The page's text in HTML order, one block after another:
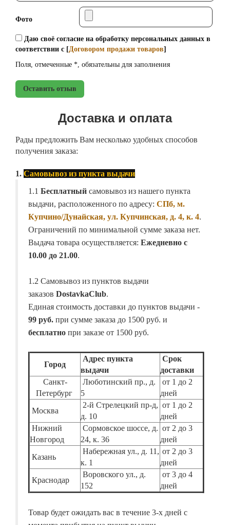
Фото
Даю своё согласие на обработку персональных данных в
соответствии с [Договором продажи товаров]
Поля, отмеченные *, обязательны для заполнения
Оставить отзыв
Доставка и оплата
Рады предложить Вам несколько удобных способов
получения заказа:
1. Самовывоз из пункта выдачи
1.1 Бесплатный самовывоз из нашего пункта
выдачи, расположенного по адресу: СПб, м.
Купчино/Дунайская, ул. Купчинская, д. 4, к. 4.
Ограничений по минимальной сумме заказа нет.
Выдача товара осуществляется: Ежедневно с
10.00 до 21.00.
1.2 Самовывоз из пунктов выдачи
заказов DostavkaClub.
Единая стоимость доставки до пунктов выдачи -
99 руб. при сумме заказа до 1500 руб. и
бесплатно при заказе от 1500 руб.
Город
Адрес пункта
выдачи
Срок
доставки
Санкт-
Петербург
Люботинский пр., д.
5
от 1 до 2
дней
Москва
2-й Стрелецкий пр-д,
д. 10
от 1 до 2
дней
Нижний
Новгород
Сормовское шоссе, д.
24, к. 36
от 2 до 3
дней
Казань
Набережная ул., д. 11,
к. 1
от 2 до 3
дней
Краснодар
Воровского ул., д.
152
от 3 до 4
дней
Товар будет ожидать вас в течение 3-х дней с